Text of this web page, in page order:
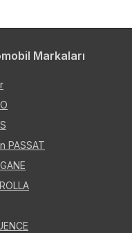
Markaları
PASSAT